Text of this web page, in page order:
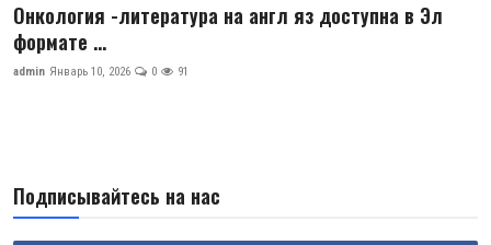
История здравоохранения Узбекистана
Периодические издания
ВАК
Онкология -литература на англ яз доступна в Эл
формате ...
admin Январь 10, 2026 0 91
Подписывайтесь на нас